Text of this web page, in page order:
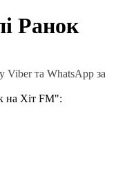
Ранок
Viber та WhatsApp за
на Хіт FM":